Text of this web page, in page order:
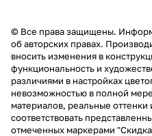
© Все права защищены.
об авторских правах.
вносить изменения в
функциональность и
различиями в настройках
невозможностью в полной
материалов, реальные оттенки
соответствовать
отмеченных маркерами